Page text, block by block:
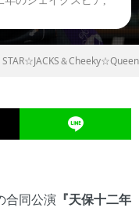
STAR☆JACKS＆
合同公演 『天保十二年